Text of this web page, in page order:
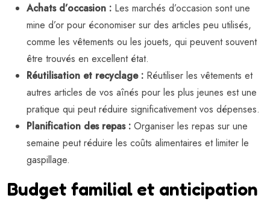
Achats d’occasion : Les marchés d’occasion sont une
mine d’or pour économiser sur des articles peu utilisés,
comme les vêtements ou les jouets, qui peuvent souvent
être trouvés en excellent état.
Réutilisation et recyclage : Réutiliser les vêtements et
autres articles de vos aînés pour les plus jeunes est une
pratique qui peut réduire significativement vos dépenses.
Planification des repas : Organiser les repas sur une
semaine peut réduire les coûts alimentaires et limiter le
gaspillage.
Budget familial et anticipation